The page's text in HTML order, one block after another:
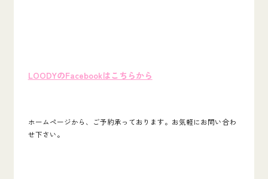
LOODYのFacebookはこちらから
ホームページから、ご予約承っております。お気軽にお問い合わ
せ下さい。